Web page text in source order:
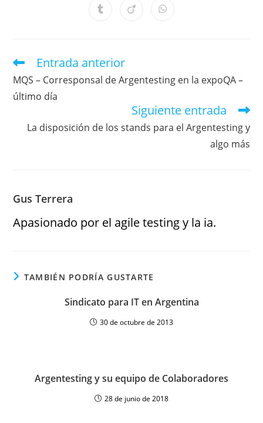
Entrada anterior
MQS – Corresponsal de Argentesting en la expoQA –
último día
Siguiente entrada
La disposición de los stands para el Argentesting y
algo más
Gus Terrera
Apasionado por el agile testing y la ia.
TAMBIÉN PODRÍA GUSTARTE
Sindicato para IT en Argentina
30 de octubre de 2013
Argentesting y su equipo de Colaboradores
28 de junio de 2018